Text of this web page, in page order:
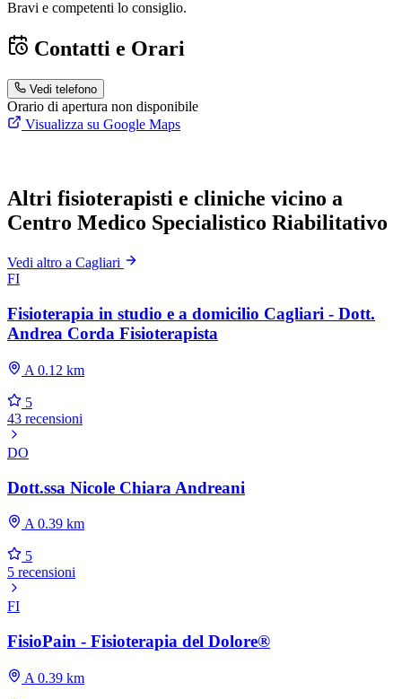
Bravi e competenti lo consiglio.
Contatti e Orari
Vedi telefono
Orario di apertura non disponibile
Visualizza su Google Maps
Altri fisioterapisti e cliniche vicino a
Centro Medico Specialistico Riabilitativo
Vedi altro a Cagliari
FI
Fisioterapia in studio e a domicilio Cagliari - Dott.
Andrea Corda Fisioterapista
A 0.12 km
5
43 recensioni
DO
Dott.ssa Nicole Chiara Andreani
A 0.39 km
5
5 recensioni
FI
FisioPain - Fisioterapia del Dolore®
A 0.39 km